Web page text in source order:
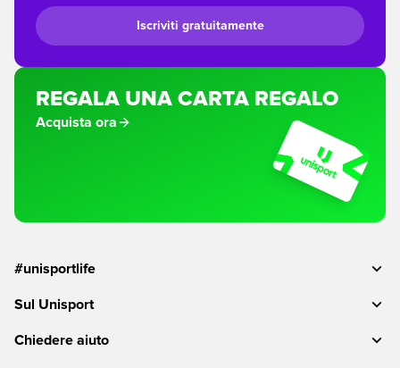
Iscriviti gratuitamente
REGALA UNA CARTA REGALO
Acquista ora
#unisportlife
Sul Unisport
Chiedere aiuto